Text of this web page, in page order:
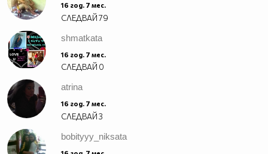
16 год. 7 мес.
СЛЕДВАЙ79
shmatkata
16 год. 7 мес.
СЛЕДВАЙ 0
atrina
16 год. 7 мес.
СЛЕДВАЙ3
bobityyy_niksata